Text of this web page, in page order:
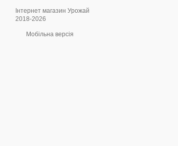
Інтернет магазин Урожай
2018-2026
Мобільна версія